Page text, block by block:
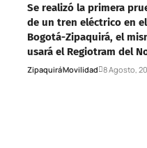
Se realizó la primera
de un tren eléctrico en
Bogotá-Zipaquirá, el
usará el Regiotram del
ZipaquiráMovilidad 8 Agosto,